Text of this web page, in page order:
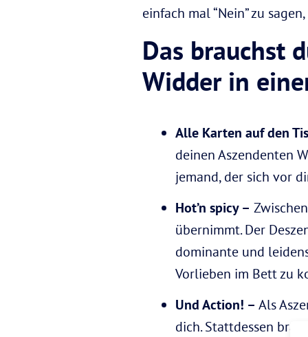
einfach mal “Nein” zu
Das brauchst
Widder in
Alle Karten auf den
deinen Aszendenten
jemand, der sich vor
Hot’n spicy –
übernimmt. Der
dominante und
Vorlieben im Bett zu
Und Action! – Als
dich. Stattdessen